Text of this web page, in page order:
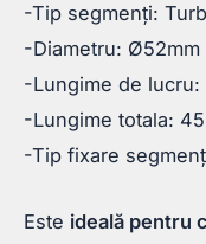
-Tip segmenți:
-Diametru: Ø52mm
-Lungime de lucru:
-Lungime totala:
-Tip fixare
Este ideală pentru